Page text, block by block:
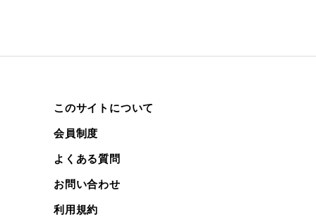
このサイトについて
会員制度
よくある質問
お問い合わせ
利用規約